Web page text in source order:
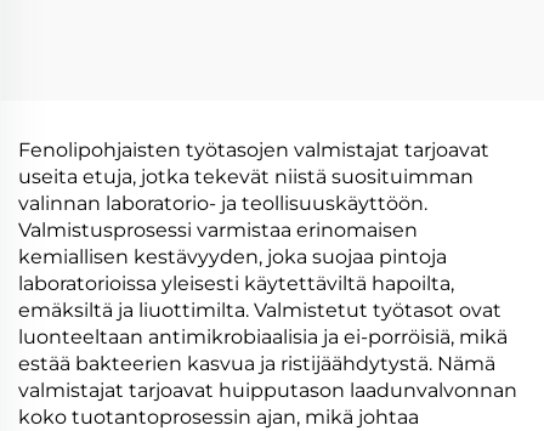
Fenolipohjaisten työtasojen valmistajat tarjoavat
useita etuja, jotka tekevät niistä suosituimman
valinnan laboratorio- ja teollisuuskäyttöön.
Valmistusprosessi varmistaa erinomaisen
kemiallisen kestävyyden, joka suojaa pintoja
laboratorioissa yleisesti käytettäviltä hapoilta,
emäksiltä ja liuottimilta. Valmistetut työtasot ovat
luonteeltaan antimikrobiaalisia ja ei-porröisiä, mikä
estää bakteerien kasvua ja ristijäähdytystä. Nämä
valmistajat tarjoavat huipputason laadunvalvonnan
koko tuotantoprosessin ajan, mikä johtaa